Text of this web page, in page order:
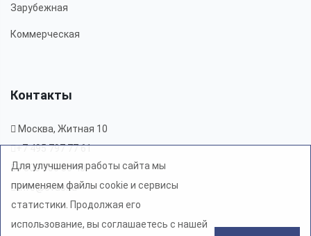
Зарубежная
Коммерческая
Контакты
Москва, Житная 10
+7 495 797 77 61
8 800 600 56 40
info@ovas.ru
Для улучшения работы сайта мы
применяем файлы cookie и сервисы
статистики. Продолжая его
использование, вы соглашаетесь с нашей